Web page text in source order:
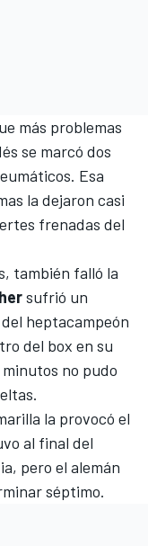
más problemas
se marcó dos
Esa
la dejaron casi
frenadas del
también falló la
sufrió un
heptacampeón
del box en su
no pudo
la provocó el
al final del
pero el alemán
séptimo.